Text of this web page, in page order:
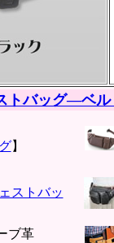
トバッグ―ベ
】
ストバッ
ブ革